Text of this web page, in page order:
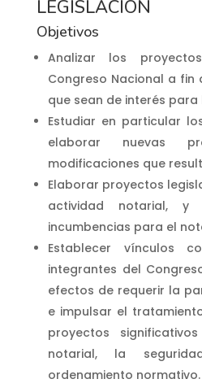
LEGISLACIÓN
Objetivos
Analizar los
Congreso Nacional a
que sean de interés
Estudiar en particular
elaborar nuevas
modificaciones que
Elaborar proyectos
actividad notarial, y
incumbencias para el
Establecer vínculos
integrantes del
efectos de requerir la
e impulsar el
proyectos
notarial, la
ordenamiento normativo.